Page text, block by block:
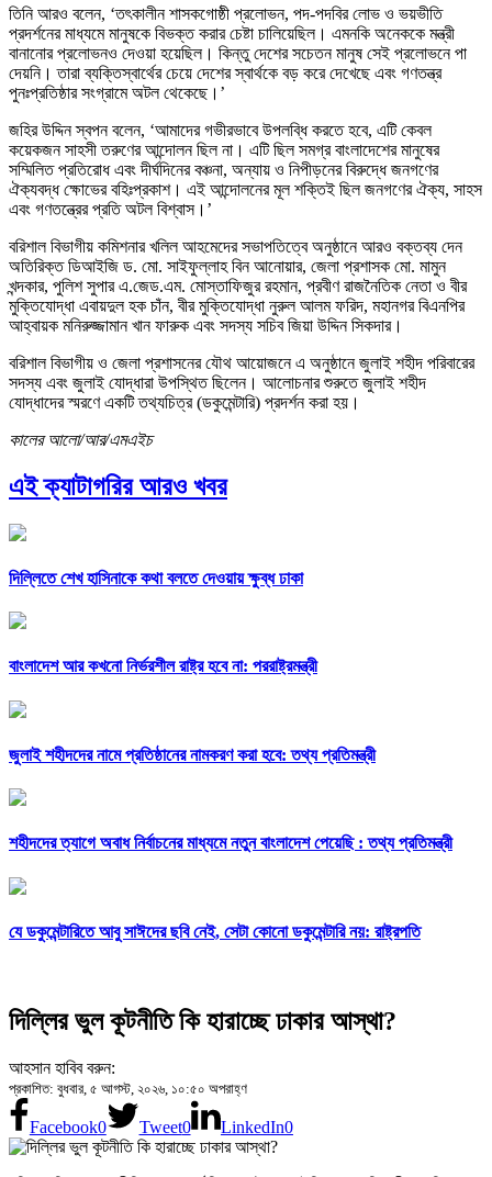
তিনি আরও বলেন, ‘তৎকালীন শাসকগোষ্ঠী প্রলোভন, পদ-পদবির লোভ ও ভয়ভীতি
প্রদর্শনের মাধ্যমে মানুষকে বিভক্ত করার চেষ্টা চালিয়েছিল। এমনকি অনেককে মন্ত্রী
বানানোর প্রলোভনও দেওয়া হয়েছিল। কিন্তু দেশের সচেতন মানুষ সেই প্রলোভনে পা
দেয়নি। তারা ব্যক্তিস্বার্থের চেয়ে দেশের স্বার্থকে বড় করে দেখেছে এবং গণতন্ত্র
পুনঃপ্রতিষ্ঠার সংগ্রামে অটল থেকেছে।’
জহির উদ্দিন স্বপন বলেন, ‘আমাদের গভীরভাবে উপলব্ধি করতে হবে, এটি কেবল
কয়েকজন সাহসী তরুণের আন্দোলন ছিল না। এটি ছিল সমগ্র বাংলাদেশের মানুষের
সম্মিলিত প্রতিরোধ এবং দীর্ঘদিনের বঞ্চনা, অন্যায় ও নিপীড়নের বিরুদ্ধে জনগণের
ঐক্যবদ্ধ ক্ষোভের বহিঃপ্রকাশ। এই আন্দোলনের মূল শক্তিই ছিল জনগণের ঐক্য, সাহস
এবং গণতন্ত্রের প্রতি অটল বিশ্বাস।’
বরিশাল বিভাগীয় কমিশনার খলিল আহমেদের সভাপতিত্বে অনুষ্ঠানে আরও বক্তব্য দেন
অতিরিক্ত ডিআইজি ড. মো. সাইফুল্লাহ বিন আনোয়ার, জেলা প্রশাসক মো. মামুন
খন্দকার, পুলিশ সুপার এ.জেড.এম. মোস্তাফিজুর রহমান, প্রবীণ রাজনৈতিক নেতা ও বীর
মুক্তিযোদ্ধা এবায়দুল হক চাঁন, বীর মুক্তিযোদ্ধা নুরুল আলম ফরিদ, মহানগর বিএনপির
আহ্বায়ক মনিরুজ্জামান খান ফারুক এবং সদস্য সচিব জিয়া উদ্দিন সিকদার।
বরিশাল বিভাগীয় ও জেলা প্রশাসনের যৌথ আয়োজনে এ অনুষ্ঠানে জুলাই শহীদ পরিবারের
সদস্য এবং জুলাই যোদ্ধারা উপস্থিত ছিলেন। আলোচনার শুরুতে জুলাই শহীদ
যোদ্ধাদের স্মরণে একটি তথ্যচিত্র (ডকুমেন্টারি) প্রদর্শন করা হয়।
কালের আলো/আর/এমএইচ
এই ক্যাটাগরির আরও খবর
দিল্লিতে শেখ হাসিনাকে কথা বলতে দেওয়ায় ক্ষুব্ধ ঢাকা
বাংলাদেশ আর কখনো নির্ভরশীল রাষ্ট্র হবে না: পররাষ্ট্রমন্ত্রী
জুলাই শহীদদের নামে প্রতিষ্ঠানের নামকরণ করা হবে: তথ্য প্রতিমন্ত্রী
শহীদদের ত্যাগে অবাধ নির্বাচনের মাধ্যমে নতুন বাংলাদেশ পেয়েছি : তথ্য প্রতিমন্ত্রী
যে ডকুমেন্টারিতে আবু সাঈদের ছবি নেই, সেটা কোনো ডকুমেন্টারি নয়: রাষ্ট্রপতি
দিল্লির ভুল কূটনীতি কি হারাচ্ছে ঢাকার আস্থা?
আহসান হাবিব বরুন:
প্রকাশিত: বুধবার, ৫ আগস্ট, ২০২৬, ১০:৫০ অপরাহ্ণ
Facebook0 Tweet0 LinkedIn0